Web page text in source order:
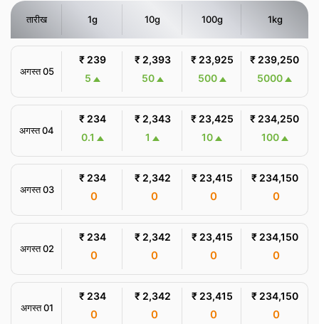
तारीख 1g 10g 100g 1kg
अगस्त 05
₹ 239
5
₹ 2,393
50
₹ 23,925
500
₹ 239,250
5000
अगस्त 04
₹ 234
0.1
₹ 2,343
1
₹ 23,425
10
₹ 234,250
100
अगस्त 03
₹ 234
0
₹ 2,342
0
₹ 23,415
0
₹ 234,150
0
अगस्त 02
₹ 234
0
₹ 2,342
0
₹ 23,415
0
₹ 234,150
0
अगस्त 01
₹ 234
0
₹ 2,342
0
₹ 23,415
0
₹ 234,150
0